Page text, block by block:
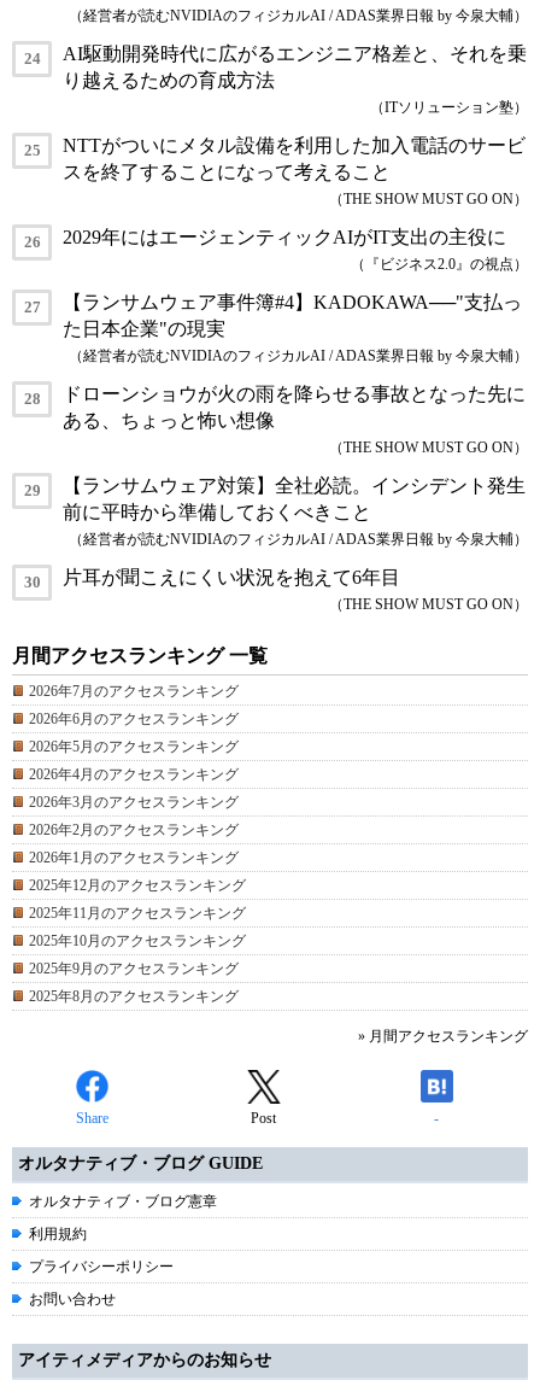
（経営者が読むNVIDIAのフィジカルAI / ADAS業界日報 by 今泉大輔）
AI駆動開発時代に広がるエンジニア格差と、それを乗
り越えるための育成方法
（ITソリューション塾）
NTTがついにメタル設備を利用した加入電話のサービ
スを終了することになって考えること
（THE SHOW MUST GO ON）
2029年にはエージェンティックAIがIT支出の主役に
（『ビジネス2.0』の視点）
【ランサムウェア事件簿#4】KADOKAWA──"支払っ
た日本企業"の現実
（経営者が読むNVIDIAのフィジカルAI / ADAS業界日報 by 今泉大輔）
ドローンショウが火の雨を降らせる事故となった先に
ある、ちょっと怖い想像
（THE SHOW MUST GO ON）
【ランサムウェア対策】全社必読。インシデント発生
前に平時から準備しておくべきこと
（経営者が読むNVIDIAのフィジカルAI / ADAS業界日報 by 今泉大輔）
片耳が聞こえにくい状況を抱えて6年目
（THE SHOW MUST GO ON）
月間アクセスランキング 一覧
2026年7月のアクセスランキング
2026年6月のアクセスランキング
2026年5月のアクセスランキング
2026年4月のアクセスランキング
2026年3月のアクセスランキング
2026年2月のアクセスランキング
2026年1月のアクセスランキング
2025年12月のアクセスランキング
2025年11月のアクセスランキング
2025年10月のアクセスランキング
2025年9月のアクセスランキング
2025年8月のアクセスランキング
» 月間アクセスランキング
Share Post -
オルタナティブ・ブログ GUIDE
オルタナティブ・ブログ憲章
利用規約
プライバシーポリシー
お問い合わせ
アイティメディアからのお知らせ